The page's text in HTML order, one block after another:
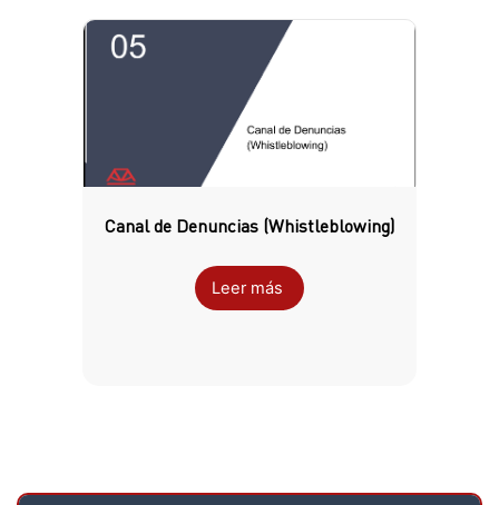
Canal de Denuncias (Whistleblowing)
Leer más